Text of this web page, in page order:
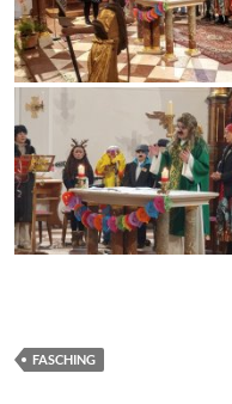
FASCHING